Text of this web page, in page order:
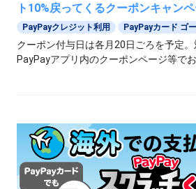
ト10%戻ってくるクーポンキャン
PayPayクレジット利用 PayPayカード ゴ
クーポン付与日は各月20日ごろを予定
PayPayアプリ内のクーポンページ等で